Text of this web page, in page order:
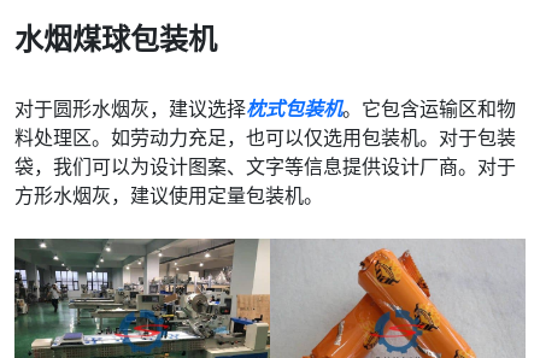
水烟煤球包装机
对于圆形水烟灰，建议选择枕式包装机。它包含运输区和物
料处理区。如劳动力充足，也可以仅选用包装机。对于包装
袋，我们可以为设计图案、文字等信息提供设计厂商。对于
方形水烟灰，建议使用定量包装机。